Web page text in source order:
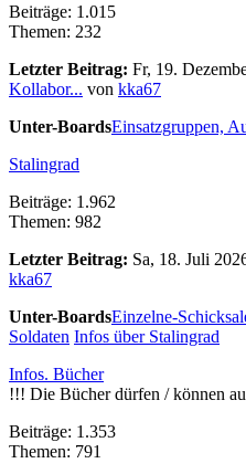
Beiträge: 1.015
Themen: 232
Letzter Beitrag: Fr, 19.
Kollabor... von kka67
Unter-BoardsEinsatzgruppen,
Stalingrad
Beiträge: 1.962
Themen: 982
Letzter Beitrag: Sa, 18. Juli
kka67
Unter-BoardsEinzelne-
Soldaten Infos über Stalingrad
Infos. Bücher
!!! Die Bücher dürfen / können
Beiträge: 1.353
Themen: 791